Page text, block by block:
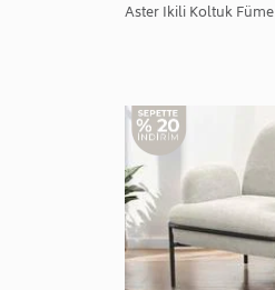
Aster İkili Koltuk Füme